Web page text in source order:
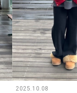
2025.10.08